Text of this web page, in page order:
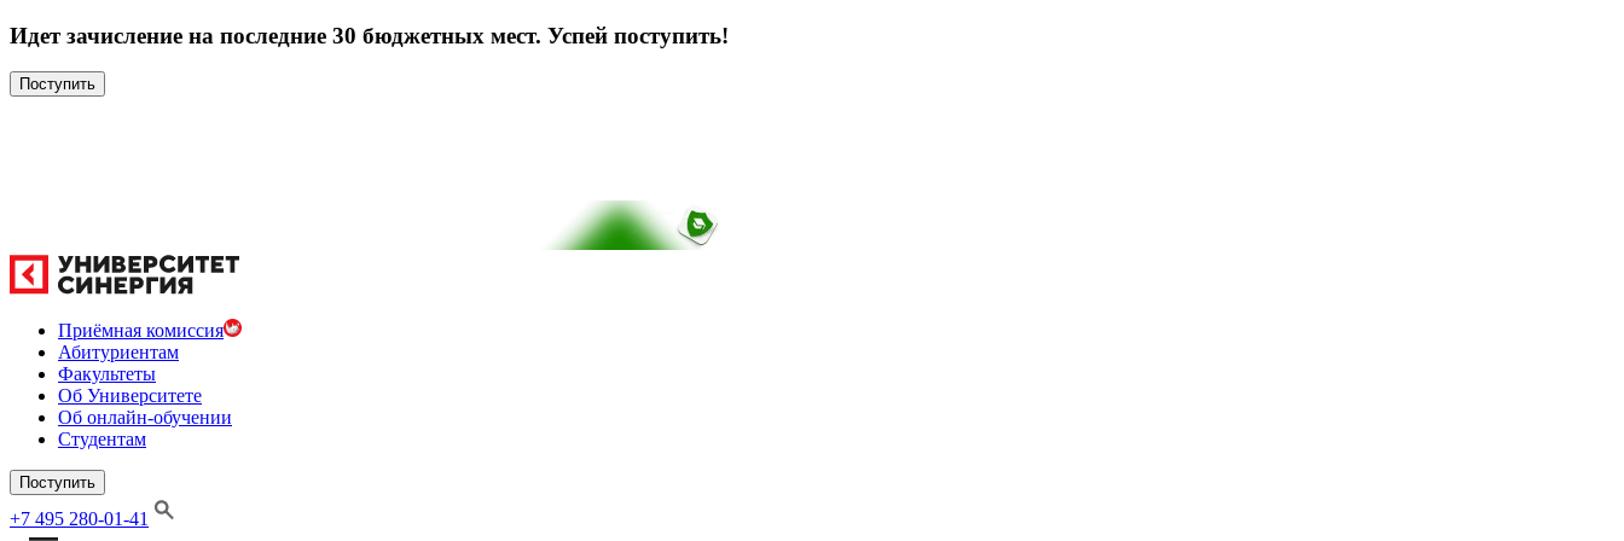
Идет зачисление на последние 30 бюджетных мест. Успей поступить!
Поступить
Приёмная комиссия
Абитуриентам
Факультеты
Об Университете
Об онлайн-обучении
Студентам
Поступить
+7 495 280-01-41